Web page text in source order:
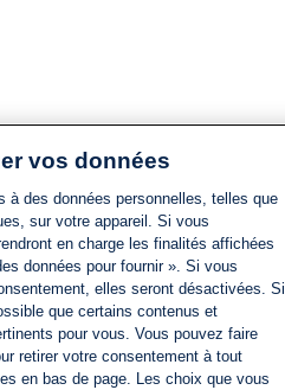
vos données
à des données personnelles, telles que
sur votre appareil. Si vous
en charge les finalités affichées
données pour fournir ». Si vous
elles seront désactivées. Si
que certains contenus et
pour vous. Vous pouvez faire
retirer votre consentement à tout
en bas de page. Les choix que vous